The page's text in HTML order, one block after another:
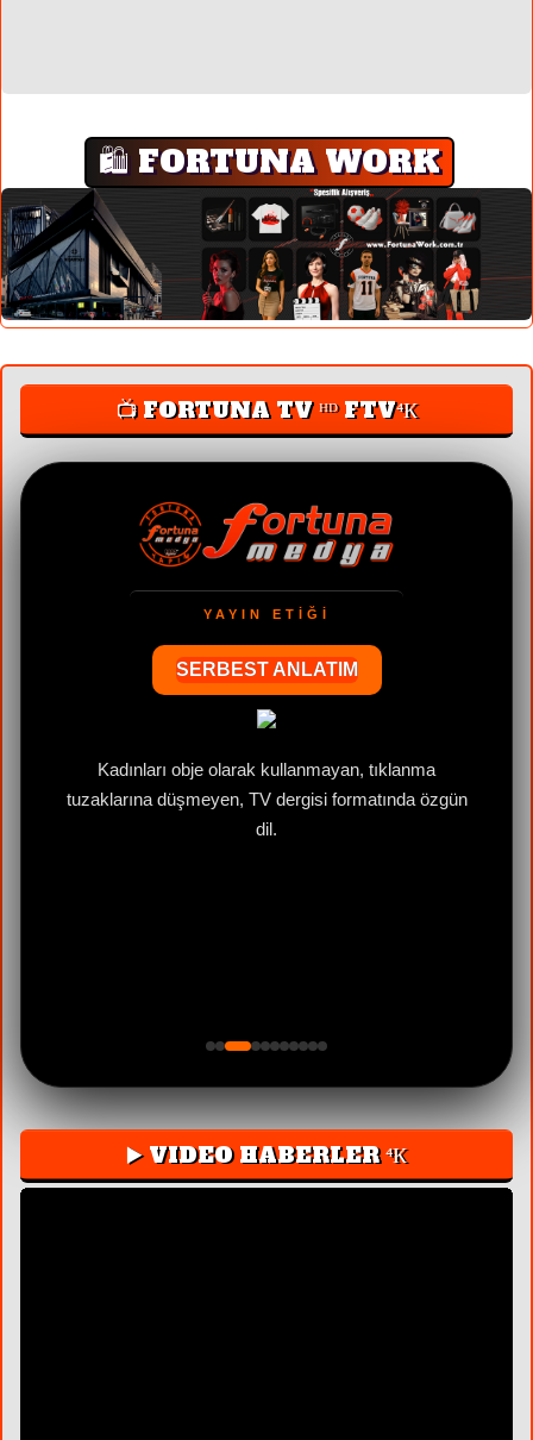
🛍️ FORTUNA WORK
📺 FORTUNA TV ᴴᴰ FTV⁴К
YAYIN ETİĞİ
SERBEST ANLATIM
Kadınları obje olarak kullanmayan, tıklanma
tuzaklarına düşmeyen, TV dergisi formatında özgün
dil.
▶️ VIDEO HABERLER ⁴К